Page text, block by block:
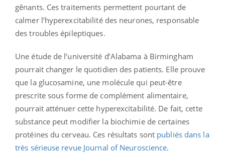
gênants. Ces traitements permettent pourtant de
calmer l’hyperexcitabilité des neurones, responsable
des troubles épileptiques.
Une étude de l’université d’Alabama à Birmingham
pourrait changer le quotidien des patients. Elle prouve
que la glucosamine, une molécule qui peut-être
prescrite sous forme de complément alimentaire,
pourrait atténuer cette hyperexcitabilité. De fait, cette
substance peut modifier la biochimie de certaines
protéines du cerveau. Ces résultats sont publiés dans la
très sérieuse revue Journal of Neuroscience.